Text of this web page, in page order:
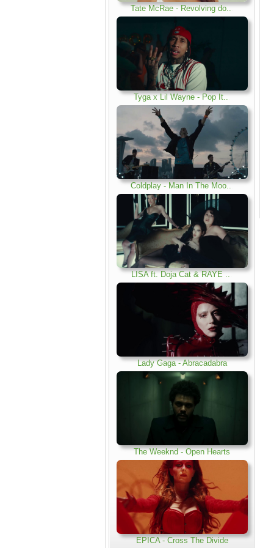
Tate McRae - Revolving do...
Tyga x Lil Wayne - Pop It...
Coldplay - Man In The Moo...
LISA ft. Doja Cat & RAYE ...
Lady Gaga - Abracadabra
The Weeknd - Open Hearts
EPICA - Cross The Divide